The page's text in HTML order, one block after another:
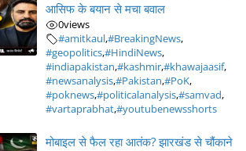
आसिफ के बयान से मचा बवाल
0views
#amitkaul,#BreakingNews,
#geopolitics,#HindiNews,
#indiapakistan,#kashmir,#khawajaasif,
#newsanalysis,#Pakistan,#PoK,
#poknews,#politicalanalysis,#samvad,
#vartaprabhat,#youtubenewsshorts
मोबाइल से फैल रहा आतंक? झारखंड से चौंकाने